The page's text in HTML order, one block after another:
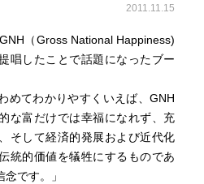
には、
2011.11.15
（Gross National Happiness)
唱したことで話題になったブー
めてわかりやすくいえば、GNH
な富だけでは幸福になれず、充
そして経済的発展および近代化
統的価値を犠牲にするものであ
です。」